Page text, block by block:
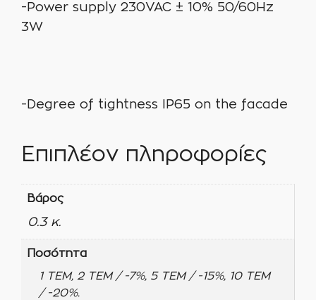
-Power supply 230VAC ± 10% 50/60Hz
3W
-Degree of tightness IP65 on the facade
Επιπλέον πληροφορίες
Βάρος
0.3 κ.
Ποσότητα
1 ΤΕΜ, 2 ΤΕΜ / -7%, 5 ΤΕΜ / -15%, 10 ΤΕΜ
/ -20%.